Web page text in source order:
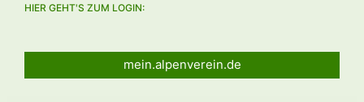
HIER GEHT'S ZUM LOGIN:
mein.alpenverein.de